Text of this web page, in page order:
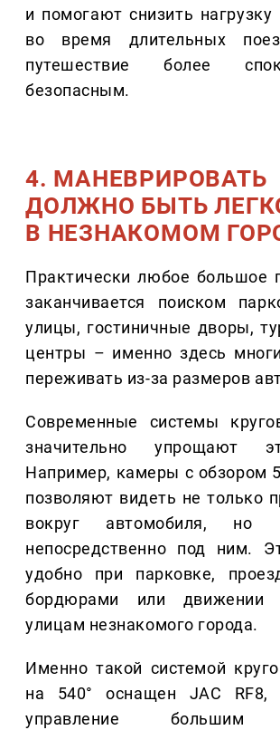
и помогают снизить нагрузку
во время длительных
путешествие более
безопасным.
4. МАНЕВРИРОВАТЬ
ДОЛЖНО БЫТЬ
В НЕЗНАКОМОМ
Практически любое большое
заканчивается поиском
улицы, гостиничные дворы,
центры – именно здесь
переживать из-за размеров
Современные системы
значительно упрощают
Например, камеры с обзором
позволяют видеть не только
вокруг автомобиля, но
непосредственно под ним.
удобно при парковке,
бордюрами или движении
улицам незнакомого города.
Именно такой системой
на 540° оснащен JAC RF8,
управление большим